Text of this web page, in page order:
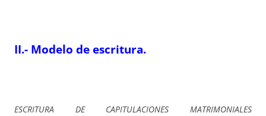
II.- Modelo de escritura.
ESCRITURA DE CAPITULACIONES MATRIMONIALES